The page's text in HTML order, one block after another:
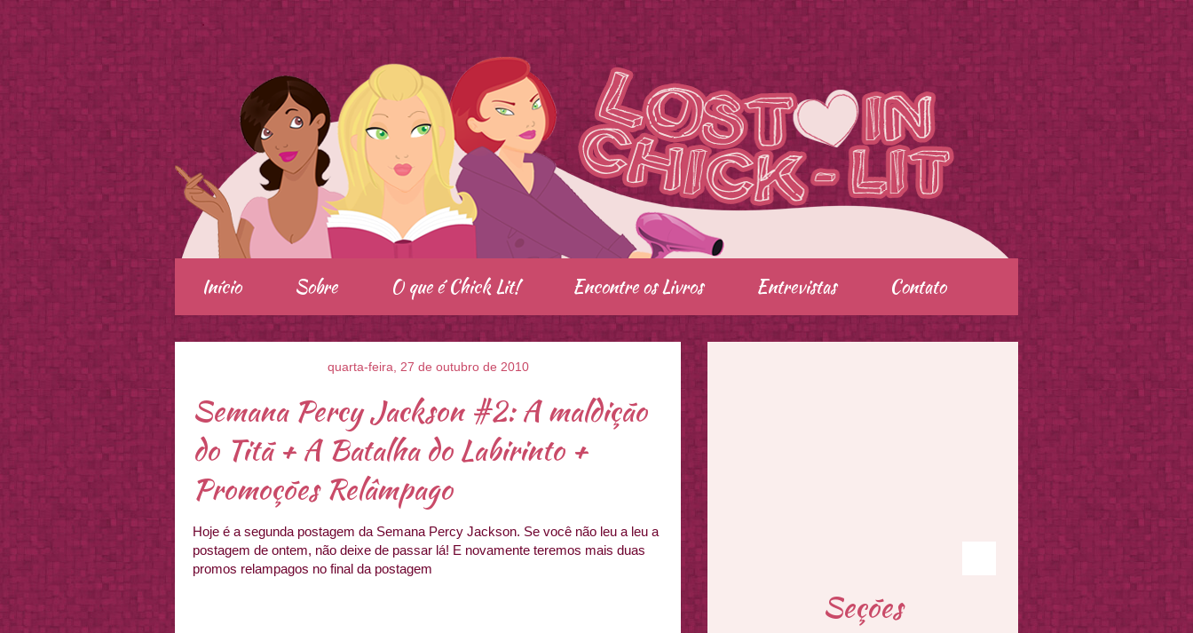
.
Início Sobre O que é Chick Lit! Encontre os Livros Entrevistas Contato
quarta-feira, 27 de outubro de 2010
Semana Percy Jackson #2: A maldição
do Titã + A Batalha do Labirinto +
Promoções Relâmpago
Hoje é a segunda postagem da Semana Percy Jackson. Se você não leu a leu a
postagem de ontem, não deixe de passar lá! E novamente teremos mais duas
promos relampagos no final da postagem
Seções